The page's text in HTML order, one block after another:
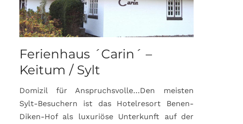
Ferienhaus ´Carin´ –
Keitum / Sylt
Domizil für Anspruchsvolle…Den meisten
Sylt-Besuchern ist das Hotelresort Benen-
Diken-Hof als luxuriöse Unterkunft auf der